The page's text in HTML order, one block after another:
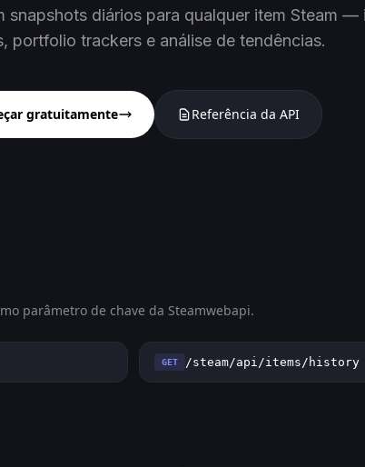
snapshots diários para qualquer item Steam —
portfolio trackers e análise de tendências.
gratuitamente Referência da API
parâmetro de chave da Steamwebapi.
GET /steam/api/items/history